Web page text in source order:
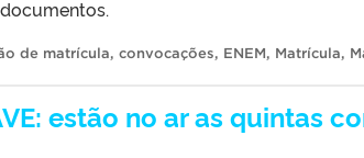
documentos.
de matrícula, convocações, ENEM, Matrícula,
estão no ar as quintas